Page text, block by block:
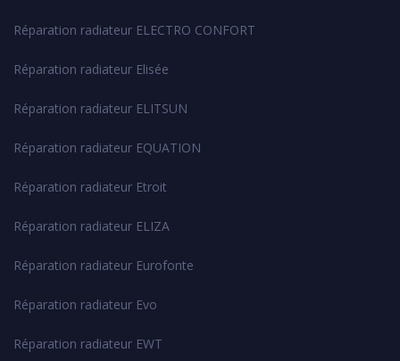
Réparation radiateur ELECTRO CONFORT
Réparation radiateur Elisée
Réparation radiateur ELITSUN
Réparation radiateur EQUATION
Réparation radiateur Etroit
Réparation radiateur ELIZA
Réparation radiateur Eurofonte
Réparation radiateur Evo
Réparation radiateur EWT